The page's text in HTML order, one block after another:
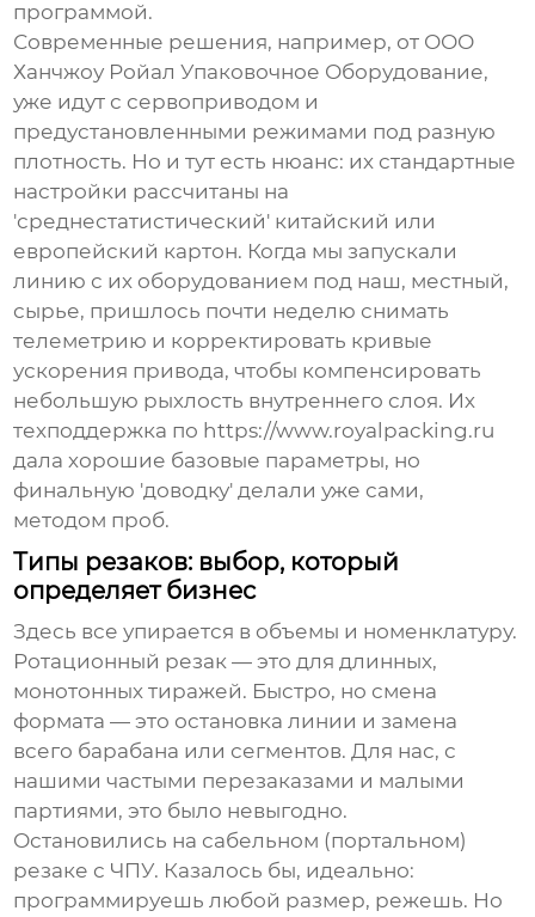
программой.
Современные решения, например, от ООО
Ханчжоу Ройал Упаковочное Оборудование,
уже идут с сервоприводом и
предустановленными режимами под разную
плотность. Но и тут есть нюанс: их стандартные
настройки рассчитаны на
'среднестатистический' китайский или
европейский картон. Когда мы запускали
линию с их оборудованием под наш, местный,
сырье, пришлось почти неделю снимать
телеметрию и корректировать кривые
ускорения привода, чтобы компенсировать
небольшую рыхлость внутреннего слоя. Их
техподдержка по https://www.royalpacking.ru
дала хорошие базовые параметры, но
финальную 'доводку' делали уже сами,
методом проб.
Типы резаков: выбор, который
определяет бизнес
Здесь все упирается в объемы и номенклатуру.
Ротационный резак — это для длинных,
монотонных тиражей. Быстро, но смена
формата — это остановка линии и замена
всего барабана или сегментов. Для нас, с
нашими частыми перезаказами и малыми
партиями, это было невыгодно.
Остановились на сабельном (портальном)
резаке с ЧПУ. Казалось бы, идеально:
программируешь любой размер, режешь. Но